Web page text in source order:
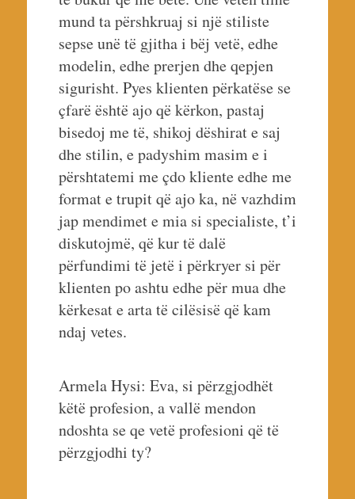
mund ta përshkruaj si një stiliste
sepse unë të gjitha i bëj vetë, edhe
modelin, edhe prerjen dhe qepjen
sigurisht. Pyes klienten përkatëse se
çfarë është ajo që kërkon, pastaj
bisedoj me të, shikoj dëshirat e saj
dhe stilin, e padyshim masim e i
përshtatemi me çdo kliente edhe me
format e trupit që ajo ka, në vazhdim
jap mendimet e mia si specialiste, t’i
diskutojmë, që kur të dalë
përfundimi të jetë i përkryer si për
klienten po ashtu edhe për mua dhe
kërkesat e arta të cilësisë që kam
ndaj vetes.
Armela Hysi: Eva, si përzgjodhët
këtë profesion, a vallë mendon
ndoshta se qe vetë profesioni që të
përzgjodhi ty?